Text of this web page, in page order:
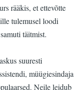
rääkis, et ettevõtte
tulemusel loodi
täitmist.
suuresti
müügiesindaja
Neile leidub